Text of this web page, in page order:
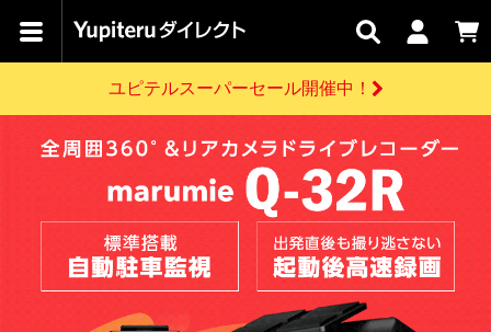
カテゴリで
キャン
ペーン
関連
サービス
お問い
合わせ
はじめての
ドライブレコーダー レーダー探知機 ホームロボット
製品登録や最新情報はこちら
GPSデータ更新のお申込はこちら
開催中のキャンペーン
セール
【8/17(月) 7:59ま
で】ユピテルスーパ
ーセール開催
詳しくはこちら
お買い物ガイド
各種ご利用方法はこちら
よくあるご質問
お問い合わせ前のご確認はこちら
ドライブレコーダーを比較して探す レーダー探知機
ログインする
Yupiteruダイレクトの商品を
会員価格やポイントを利用してご購入頂けます
新規会員登録をする
ユピテルスーパーセール開催中！